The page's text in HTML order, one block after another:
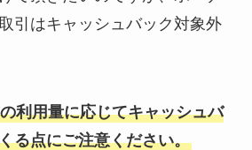
引はキャッシュバック対象外
利用量に応じてキャッシュバ
る点にご注意ください。